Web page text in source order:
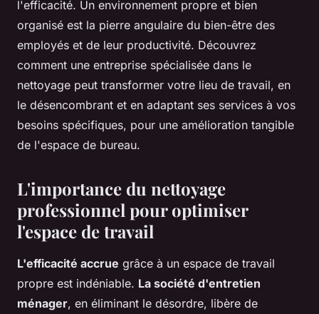
l'efficacité. Un environnement propre et bien
organisé est la pierre angulaire du bien-être des
employés et de leur productivité. Découvrez
comment une entreprise spécialisée dans le
nettoyage peut transformer votre lieu de travail, en
le désencombrant et en adaptant ses services à vos
besoins spécifiques, pour une amélioration tangible
de l'espace de bureau.
L'importance du nettoyage
professionnel pour optimiser
l'espace de travail
L'efficacité accrue grâce à un espace de travail
propre est indéniable. La société d'entretien
ménager, en éliminant le désordre, libère de